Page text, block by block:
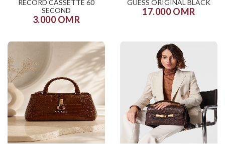
RECORD CASSETTE 60
SECOND
3.000 OMR
GUESS ORIGINAL BLACK
17.000 OMR